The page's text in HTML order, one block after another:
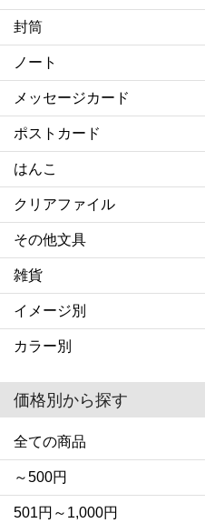
封筒
ノート
メッセージカード
ポストカード
はんこ
クリアファイル
その他文具
雑貨
イメージ別
カラー別
価格別から探す
全ての商品
～500円
501円～1,000円